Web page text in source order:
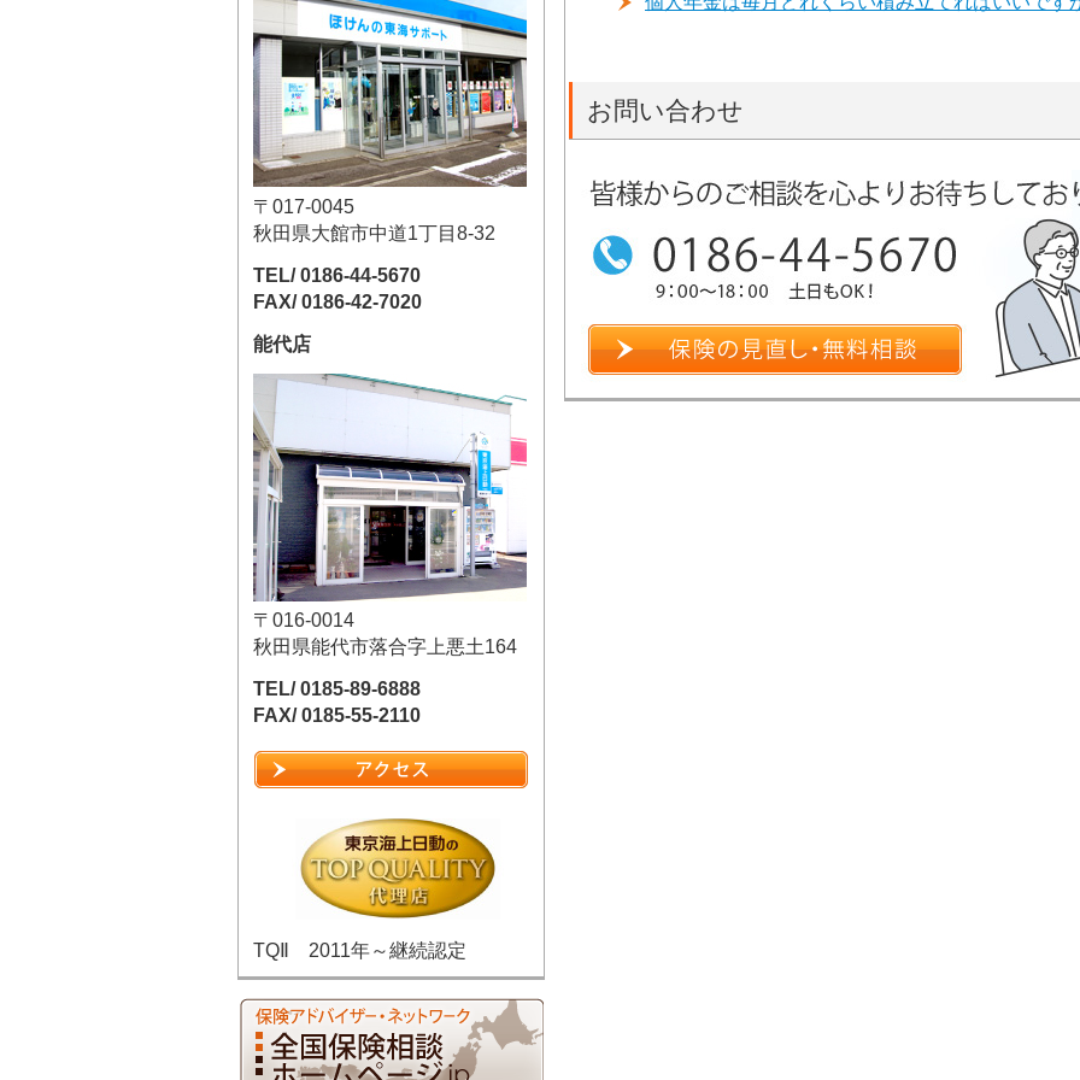
お問い合わせ
〒017-0045
秋田県大館市中道1丁目8-32
TEL/ 0186-44-5670
FAX/ 0186-42-7020
能代店
〒016-0014
秋田県能代市落合字上悪土164
TEL/ 0185-89-6888
FAX/ 0185-55-2110
TQⅡ 2011年～継続認定